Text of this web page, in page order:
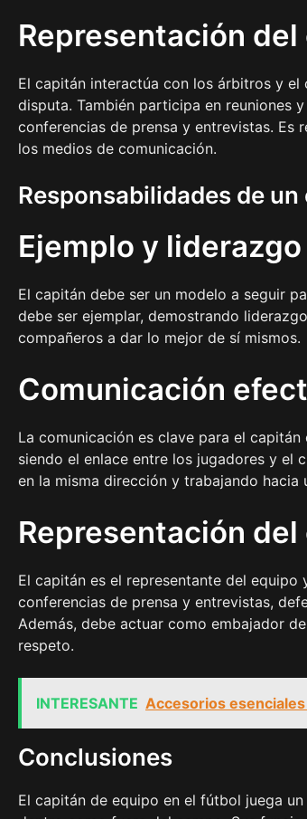
Representación
El capitán interactúa con los árbitros y
disputa. También participa en reuniones
conferencias de prensa y entrevistas. Es
los medios de comunicación.
Responsabilidades de
Ejemplo y liderazgo
El capitán debe ser un modelo a seguir
debe ser ejemplar, demostrando
compañeros a dar lo mejor de sí mismos.
Comunicación
La comunicación es clave para el
siendo el enlace entre los jugadores y el
en la misma dirección y trabajando hacia
Representación
El capitán es el representante del
conferencias de prensa y entrevistas,
Además, debe actuar como embajador
respeto.
INTERESANTE Accesorios
Conclusiones
El capitán de equipo en el fútbol juega